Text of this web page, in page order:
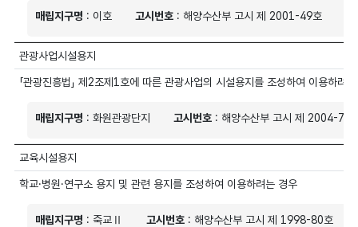
매립지구명 : 이호 고시번호 : 해양수산부 고시 제 2001-49호
관광사업시설용지
「관광진흥법」 제2조제1호에 따른 관광사업의 시설용지를 조성하여 이용하려
매립지구명 : 화원관광단지 고시번호 : 해양수산부 고시 제 2004-70
교육시설용지
학교·병원·연구소 용지 및 관련 용지를 조성하여 이용하려는 경우
매립지구명 : 죽교Ⅱ 고시번호 : 해양수산부 고시 제 1998-80호